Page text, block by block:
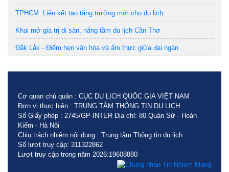
TPHCM: Liên kết tạo tăng trưởng mới cho du lịch
Khai mở giá trị di sản, nâng tầm du lịch Cần Thơ
Đắk Lắk - Điểm hẹn văn hóa và ẩm thực giữa đại ngàn
Cơ quan chủ quản : CỤC DU LỊCH QUỐC GIA VIỆT NAM
Đơn vị thực hiện : TRUNG TÂM THÔNG TIN DU LỊCH
Số Giấy phép : 2745/GP-INTER Địa chỉ: 80 Quán Sứ - Hoàn
Kiếm - Hà Nội
Chịu trách nhiệm nội dung : Trung tâm Thông tin du lịch
Số lượt truy cập: 311322862
Lượt truy cập trong năm 2026:19608880